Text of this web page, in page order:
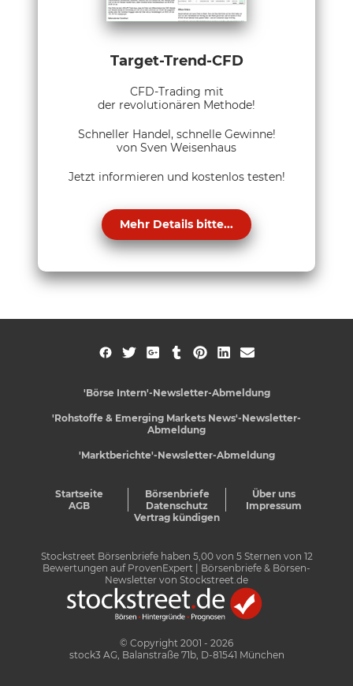
Target-Trend-CFD
CFD-Trading mit
der revolutionären Methode!
Schneller Handel, schnelle Gewinne!
von Sven Weisenhaus
Jetzt informieren und kostenlos testen!
Mehr Details bitte...
'Börse Intern'-Newsletter-Abmeldung
'Rohstoffe & Emerging Markets News'-Newsletter-
Abmeldung
'Marktberichte'-Newsletter-Abmeldung
Startseite Börsenbriefe
Über uns
AGB
Datenschutz
Impressum
Vertrag kündigen
Stockstreet Börsenbriefe haben 5,00von 5Sternen von 12
Bewertungen auf ProvenExpert
| Börsenbriefe & Börsen-
Newsletter von Stockstreet.de
© Copyright 2001 - 2026
stock3 AG, Balanstraße 71b, D-81541 München